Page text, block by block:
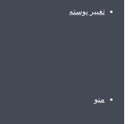
تغییر پوسته
منو